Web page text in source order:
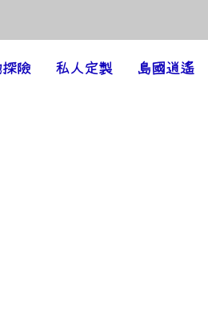
險 私人定製 島國逍遙